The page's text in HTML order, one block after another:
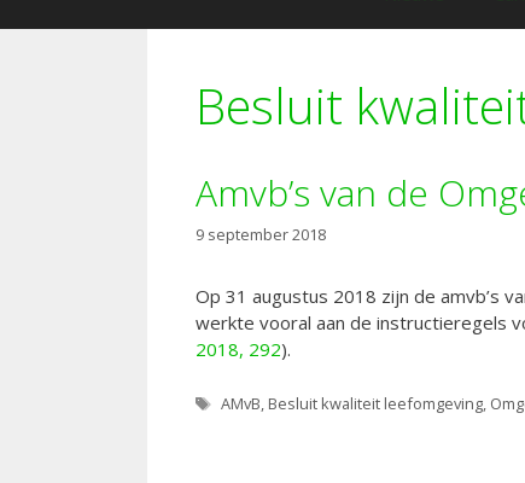
Besluit
Amvb’s van de
9 september 2018
Op 31 augustus 2018 zijn de amvb’s
werkte vooral aan de instructieregels
2018, 292).
Tags
AMvB, Besluit kwaliteit leefomgeving,